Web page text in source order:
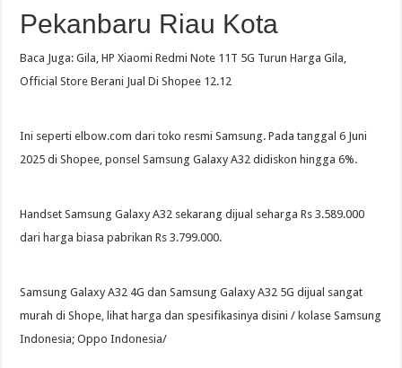
Pekanbaru Riau Kota
Baca Juga: Gila, HP Xiaomi Redmi Note 11T 5G Turun Harga Gila,
Official Store Berani Jual Di Shopee 12.12
Ini seperti elbow.com dari toko resmi Samsung. Pada tanggal 6 Juni
2025 di Shopee, ponsel Samsung Galaxy A32 didiskon hingga 6%.
Handset Samsung Galaxy A32 sekarang dijual seharga Rs 3.589.000
dari harga biasa pabrikan Rs 3.799.000.
Samsung Galaxy A32 4G dan Samsung Galaxy A32 5G dijual sangat
murah di Shope, lihat harga dan spesifikasinya disini / kolase Samsung
Indonesia; Oppo Indonesia/